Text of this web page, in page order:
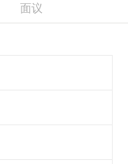
面议